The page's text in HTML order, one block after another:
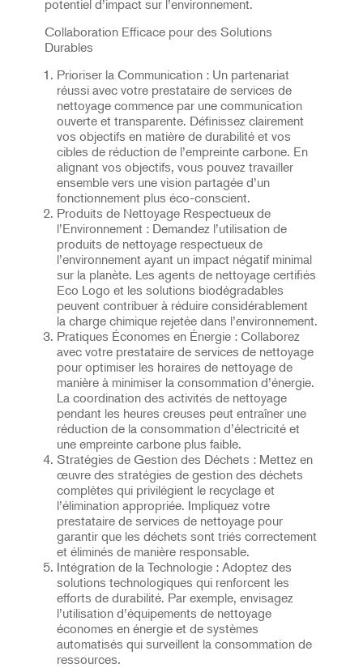
potentiel d’impact sur l’environnement.
Collaboration Efficace pour des Solutions
Durables
Prioriser la Communication : Un partenariat
réussi avec votre prestataire de services de
nettoyage commence par une communication
ouverte et transparente. Définissez clairement
vos objectifs en matière de durabilité et vos
cibles de réduction de l’empreinte carbone. En
alignant vos objectifs, vous pouvez travailler
ensemble vers une vision partagée d’un
fonctionnement plus éco-conscient.
Produits de Nettoyage Respectueux de
l’Environnement : Demandez l’utilisation de
produits de nettoyage respectueux de
l’environnement ayant un impact négatif minimal
sur la planète. Les agents de nettoyage certifiés
Eco Logo et les solutions biodégradables
peuvent contribuer à réduire considérablement
la charge chimique rejetée dans l’environnement.
Pratiques Économes en Énergie : Collaborez
avec votre prestataire de services de nettoyage
pour optimiser les horaires de nettoyage de
manière à minimiser la consommation d’énergie.
La coordination des activités de nettoyage
pendant les heures creuses peut entraîner une
réduction de la consommation d’électricité et
une empreinte carbone plus faible.
Stratégies de Gestion des Déchets : Mettez en
œuvre des stratégies de gestion des déchets
complètes qui privilégient le recyclage et
l’élimination appropriée. Impliquez votre
prestataire de services de nettoyage pour
garantir que les déchets sont triés correctement
et éliminés de manière responsable.
Intégration de la Technologie : Adoptez des
solutions technologiques qui renforcent les
efforts de durabilité. Par exemple, envisagez
l’utilisation d’équipements de nettoyage
économes en énergie et de systèmes
automatisés qui surveillent la consommation de
ressources.